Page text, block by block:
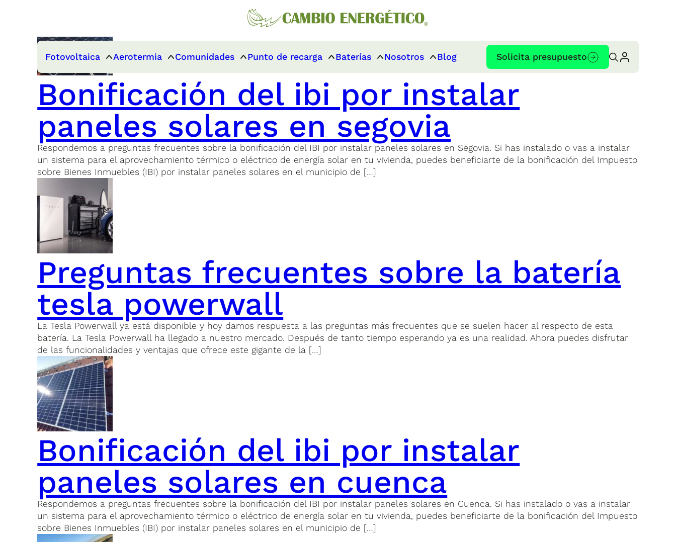
Fotovoltaica Aerotermia Comunidades Punto de recarga Baterías Nosotros Blog Solicita presupuesto
Bonificación del ibi por instalar
paneles solares en segovia
Respondemos a preguntas frecuentes sobre la bonificación del IBI por instalar paneles solares en Segovia. Si has instalado o vas a instalar
un sistema para el aprovechamiento térmico o eléctrico de energía solar en tu vivienda, puedes beneficiarte de la bonificación del Impuesto
sobre Bienes Inmuebles (IBI) por instalar paneles solares en el municipio de […]
Preguntas frecuentes sobre la batería
tesla powerwall
La Tesla Powerwall ya está disponible y hoy damos respuesta a las preguntas más frecuentes que se suelen hacer al respecto de esta
batería. La Tesla Powerwall ha llegado a nuestro mercado. Después de tanto tiempo esperando ya es una realidad. Ahora puedes disfrutar
de las funcionalidades y ventajas que ofrece este gigante de la […]
Bonificación del ibi por instalar
paneles solares en cuenca
Respondemos a preguntas frecuentes sobre la bonificación del IBI por instalar paneles solares en Cuenca. Si has instalado o vas a instalar
un sistema para el aprovechamiento térmico o eléctrico de energía solar en tu vivienda, puedes beneficiarte de la bonificación del Impuesto
sobre Bienes Inmuebles (IBI) por instalar paneles solares en el municipio de […]